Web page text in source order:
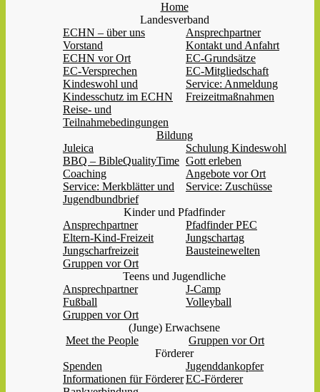
Home
Landesverband
ECHN – über uns
Ansprechpartner
Vorstand
Kontakt und Anfahrt
ECHN vor Ort
EC-Grundsätze
EC-Versprechen
EC-Mitgliedschaft
Kindeswohl und
Kindesschutz im ECHN
Service: Anmeldung
Freizeitmaßnahmen
Reise- und
Teilnahmebedingungen
Bildung
Juleica
Schulung Kindeswohl
BBQ – BibleQualityTime Gott erleben
Coaching
Angebote vor Ort
Service: Merkblätter und
Jugendbundbrief
Service: Zuschüsse
Kinder und Pfadfinder
Ansprechpartner
Pfadfinder PEC
Eltern-Kind-Freizeit
Jungschartag
Jungscharfreizeit
Bausteinewelten
Gruppen vor Ort
Teens und Jugendliche
Ansprechpartner
J-Camp
Fußball
Volleyball
Gruppen vor Ort
(Junge) Erwachsene
Meet the People
Gruppen vor Ort
Förderer
Spenden
Jugenddankopfer
Informationen für FördererEC-Förderer